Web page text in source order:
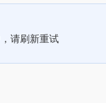
请刷新重试